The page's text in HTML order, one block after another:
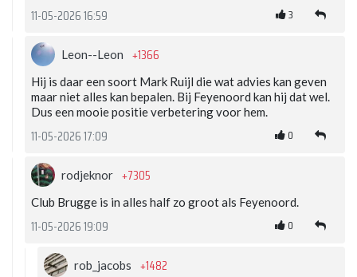
11-05-2026 16:59 3
Leon--Leon +1366
Hij is daar een soort Mark Ruijl die wat advies kan geven
maar niet alles kan bepalen. Bij Feyenoord kan hij dat wel.
Dus een mooie positie verbetering voor hem.
11-05-2026 17:09 0
rodjeknor +7305
Club Brugge is in alles half zo groot als Feyenoord.
11-05-2026 19:09 0
rob_jacobs +1482